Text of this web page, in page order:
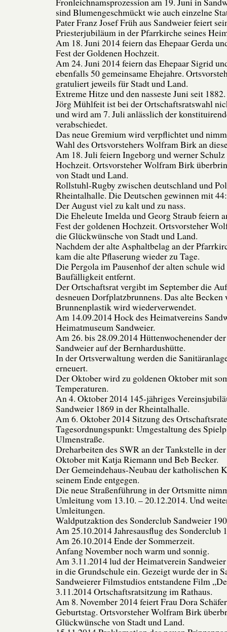
sind Blumengeschmückt wie auch einzelne
Pater Franz Josef Früh aus Sandweier feiert
Priesterjubiläum in der Pfarrkirche seines
Am 18. Juni 2014 feiern das Ehepaar Gerda
Fest der Goldenen Hochzeit.
Am 24. Juni 2014 feiern das Ehepaar Sigrid
ebenfalls 50 gemeinsame Ehejahre.
gratuliert jeweils für Stadt und Land.
Extreme Hitze und den nasseste Juni seit 1882.
Jörg Mühlfeit ist bei der Ortschaftsratswahl
und wird am 7. Juli anlässlich der
verabschiedet.
Das neue Gremium wird verpflichtet und
Wahl des Ortsvorstehers Wolfram Birk an
Am 18. Juli feiern Ingeborg und werner
Hochzeit. Ortsvorsteher Wolfram Birk
von Stadt und Land.
Rollstuhl-Rugby zwischen deutschland und
Rheintalhalle. Die Deutschen gewinnen mit
Der August viel zu kalt und zu nass.
Die Eheleute Imelda und Georg Straub feiern
Fest der goldenen Hochzeit. Ortsvorsteher
die Glückwünsche von Stadt und Land.
Nachdem der alte Asphaltbelag an der
kam die alte Pflaserung wieder zu Tage.
Die Pergola im Pausenhof der alten schule wid
Baufälligkeit entfernt.
Der Ortschaftsrat vergibt im September die
desneuen Dorfplatzbrunnens. Das alte
Brunnenplastik wird wiederverwendet.
Am 14.09.2014 Hock des Heimatvereins
Heimatmuseum Sandweier.
Am 26. bis 28.09.2014 Hüttenwochenender
Sandweier auf der Bernhardushütte.
In der Ortsverwaltung werden die
erneuert.
Der Oktober wird zu goldenen Oktober mit
Temperaturen.
An 4. Oktober 2014 145-jähriges
Sandweier 1869 in der Rheintalhalle.
Am 6. Oktober 2014 Sitzung des
Tagesordnungspunkt: Umgestaltung des
Ulmenstraße.
Dreharbeiten des SWR an der Tankstelle in
Oktober mit Katja Riemann und Beb Becker.
Der Gemeindehaus-Neubau der katholischen
seinem Ende entgegen.
Die neue Straßenführung in der Ortsmitte
Umleitung vom 13.10. – 20.12.2014. Und
Umleitungen.
Waldputzaktion des Sonderclub Sandweier
Am 25.10.2014 Jahresausflug des Sonderclub
Am 26.10.2014 Ende der Sommerzeit.
Anfang November noch warm und sonnig.
Am 3.11.2014 lud der Heimatverein
in die Grundschule ein. Gezeigt wurde der in
Sandweierer Filmstudios entstandene Film
3.11.2014 Ortschaftsratsitzung im Rathaus.
Am 8. November 2014 feiert Frau Dora
Geburtstag. Ortsvorsteher Wolfram Birk
Glückwünsche von Stadt und Land.